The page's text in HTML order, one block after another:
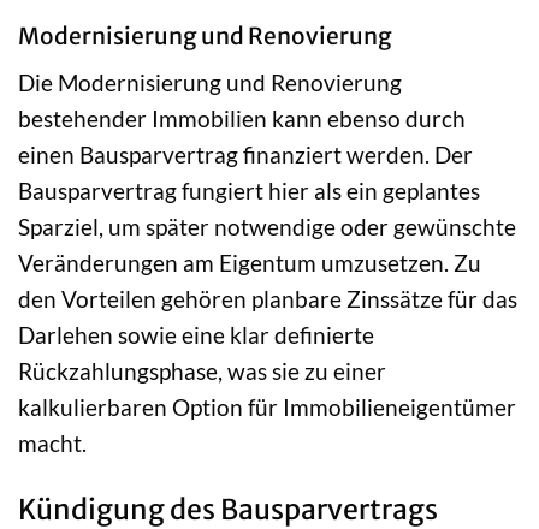
Modernisierung und Renovierung
Die Modernisierung und Renovierung
bestehender Immobilien kann ebenso durch
einen Bausparvertrag finanziert werden. Der
Bausparvertrag fungiert hier als ein geplantes
Sparziel, um später notwendige oder gewünschte
Veränderungen am Eigentum umzusetzen. Zu
den Vorteilen gehören planbare Zinssätze für das
Darlehen sowie eine klar definierte
Rückzahlungsphase, was sie zu einer
kalkulierbaren Option für Immobilieneigentümer
macht.
Kündigung des Bausparvertrags